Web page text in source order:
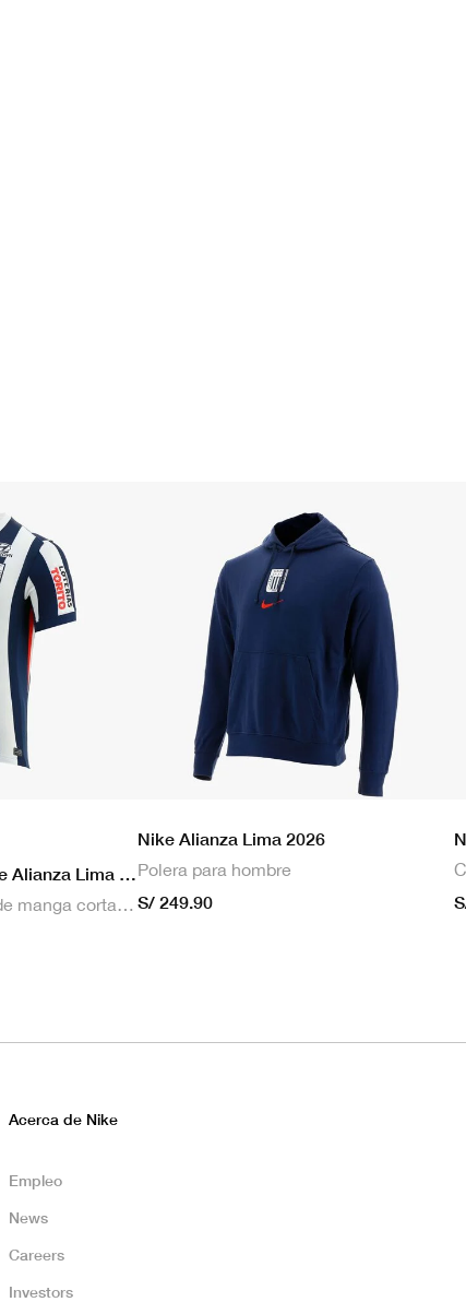
Nike Camiseta Hombre Alianza Lima 2026 Local
Camiseta estampada de manga corta masculina Nike Dri-FIT de Alianza Lima Stadium para hombre
Nike Alianza Lima 2026
Polera para hombre
S/ 249.90
Acerca de Nike
Empleo
News
Careers
Investors